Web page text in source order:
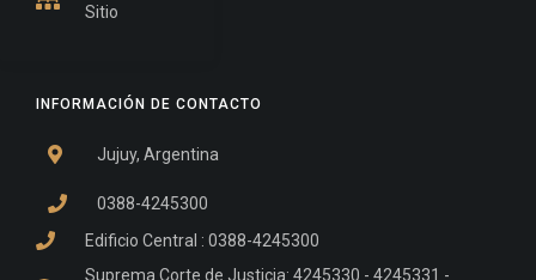
INFORMACIÓN DE CONTACTO
Jujuy, Argentina
0388-4245300
Edificio Central : 0388-4245300
Suprema Corte de Justicia: 4245330 - 4245331 -
Sitio